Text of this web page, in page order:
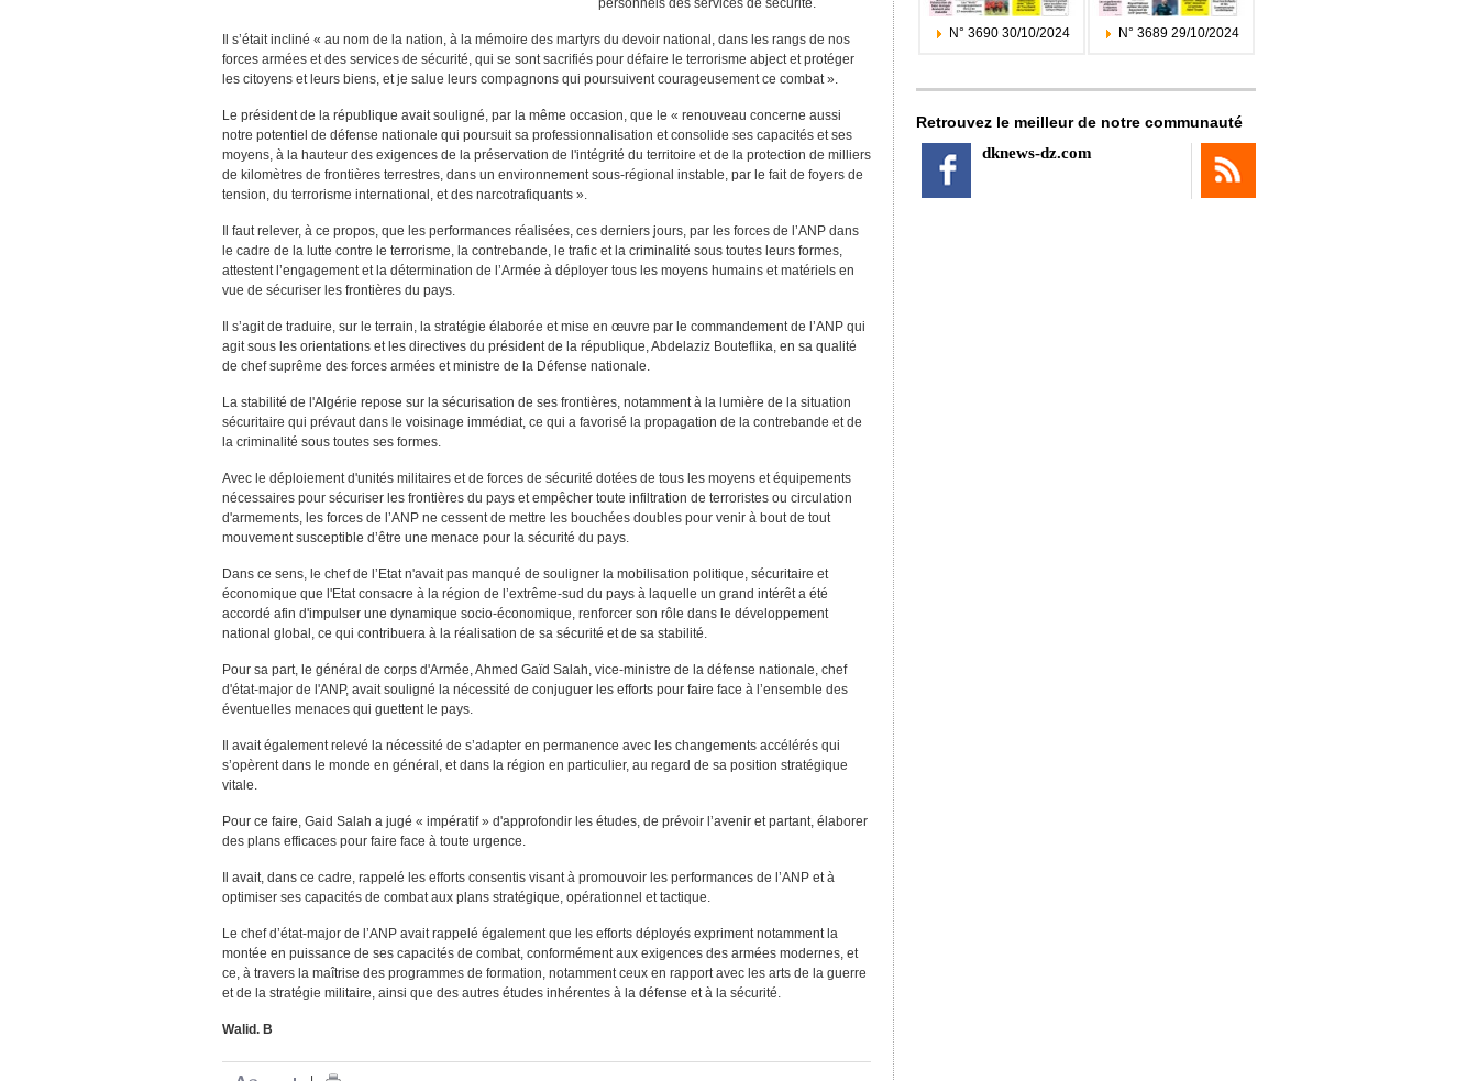
personnels des services de sécurité.
Il s’était incliné « au nom de la nation, à la mémoire des martyrs du devoir national, dans les rangs de nos
forces armées et des services de sécurité, qui se sont sacrifiés pour défaire le terrorisme abject et protéger
les citoyens et leurs biens, et je salue leurs compagnons qui poursuivent courageusement ce combat ».
Le président de la république avait souligné, par la même occasion, que le « renouveau concerne aussi
notre potentiel de défense nationale qui poursuit sa professionnalisation et consolide ses capacités et ses
moyens, à la hauteur des exigences de la préservation de l'intégrité du territoire et de la protection de milliers
de kilomètres de frontières terrestres, dans un environnement sous-régional instable, par le fait de foyers de
tension, du terrorisme international, et des narcotrafiquants ».
Il faut relever, à ce propos, que les performances réalisées, ces derniers jours, par les forces de l’ANP dans
le cadre de la lutte contre le terrorisme, la contrebande, le trafic et la criminalité sous toutes leurs formes,
attestent l’engagement et la détermination de l’Armée à déployer tous les moyens humains et matériels en
vue de sécuriser les frontières du pays.
Il s’agit de traduire, sur le terrain, la stratégie élaborée et mise en œuvre par le commandement de l’ANP qui
agit sous les orientations et les directives du président de la république, Abdelaziz Bouteflika, en sa qualité
de chef suprême des forces armées et ministre de la Défense nationale.
La stabilité de l'Algérie repose sur la sécurisation de ses frontières, notamment à la lumière de la situation
sécuritaire qui prévaut dans le voisinage immédiat, ce qui a favorisé la propagation de la contrebande et de
la criminalité sous toutes ses formes.
Avec le déploiement d'unités militaires et de forces de sécurité dotées de tous les moyens et équipements
nécessaires pour sécuriser les frontières du pays et empêcher toute infiltration de terroristes ou circulation
d'armements, les forces de l’ANP ne cessent de mettre les bouchées doubles pour venir à bout de tout
mouvement susceptible d’être une menace pour la sécurité du pays.
Dans ce sens, le chef de l’Etat n'avait pas manqué de souligner la mobilisation politique, sécuritaire et
économique que l'Etat consacre à la région de l’extrême-sud du pays à laquelle un grand intérêt a été
accordé afin d'impulser une dynamique socio-économique, renforcer son rôle dans le développement
national global, ce qui contribuera à la réalisation de sa sécurité et de sa stabilité.
Pour sa part, le général de corps d'Armée, Ahmed Gaïd Salah, vice-ministre de la défense nationale, chef
d'état-major de l'ANP, avait souligné la nécessité de conjuguer les efforts pour faire face à l’ensemble des
éventuelles menaces qui guettent le pays.
Il avait également relevé la nécessité de s’adapter en permanence avec les changements accélérés qui
s’opèrent dans le monde en général, et dans la région en particulier, au regard de sa position stratégique
vitale.
Pour ce faire, Gaid Salah a jugé « impératif » d'approfondir les études, de prévoir l’avenir et partant, élaborer
des plans efficaces pour faire face à toute urgence.
Il avait, dans ce cadre, rappelé les efforts consentis visant à promouvoir les performances de l’ANP et à
optimiser ses capacités de combat aux plans stratégique, opérationnel et tactique.
Le chef d’état-major de l’ANP avait rappelé également que les efforts déployés expriment notamment la
montée en puissance de ses capacités de combat, conformément aux exigences des armées modernes, et
ce, à travers la maîtrise des programmes de formation, notamment ceux en rapport avec les arts de la guerre
et de la stratégie militaire, ainsi que des autres études inhérentes à la défense et à la sécurité.
Walid. B
N° 3690 30/10/2024 N° 3689 29/10/2024
Retrouvez le meilleur de notre communauté
dknews-dz.com